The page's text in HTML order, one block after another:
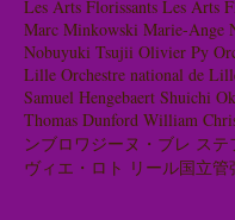
Les Arts Florissants Les Arts
Marc Minkowski Marie-Ange
Nobuyuki Tsujii Olivier Py
Lille Orchestre national de
Samuel Hengebaert Shuichi
Thomas Dunford William
ンブロワジーヌ・ブレ ステ
ヴィエ・ロト リール国立管